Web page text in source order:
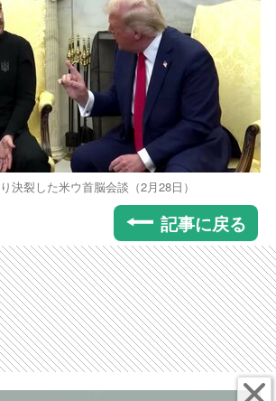
決裂した米ウ首脳会談（2月28日）
記事に戻る